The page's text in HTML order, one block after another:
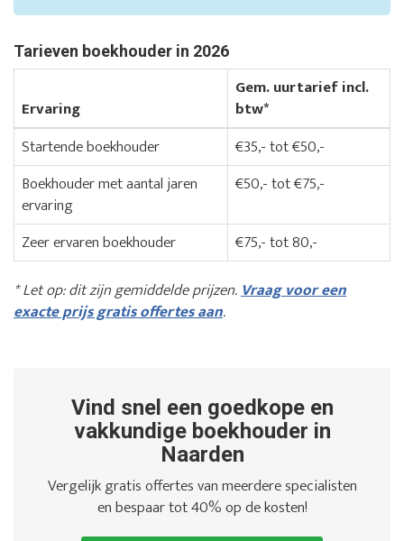
Tarieven boekhouder in 2026
Ervaring
Gem. uurtarief incl.
btw*
Startende boekhouder
€35,- tot €50,-
Boekhouder met aantal jaren
ervaring
€50,- tot €75,-
Zeer ervaren boekhouder
€75,- tot 80,-
* Let op: dit zijn gemiddelde prijzen.Vraag voor een
exacte prijs gratis offertes aan.
Vind snel een goedkope en
vakkundige boekhouder in
Naarden
Vergelijk gratis offertes van meerdere specialisten
en bespaar tot 40% op de kosten!